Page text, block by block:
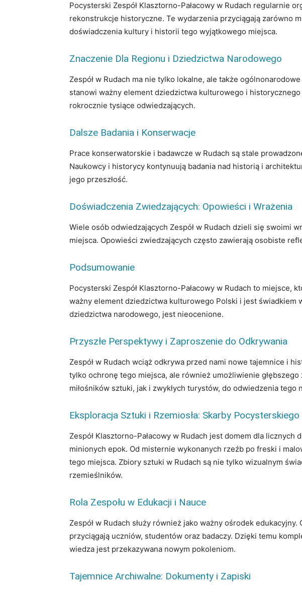
Pocysterski Zespół Klasztorno-Pałacowy w Rudach regularnie
rekonstrukcje historyczne. Te wydarzenia przyciągają zarówno
doświadczenia kultury i historii tego wyjątkowego miejsca.
Znaczenie Dla Regionu i Dziedzictwa Narodowego
Zespół w Rudach ma nie tylko lokalne, ale także
stanowi ważny element dziedzictwa kulturowego i
rokrocznie tysiące odwiedzających.
Dalsze Badania i Konserwacje
Prace konserwatorskie i badawcze w Rudach są stale
Naukowcy i historycy kontynuują badania nad historią i
jego przeszłość.
Doświadczenia Zwiedzających: Opowieści i Wrażenia
Wiele osób odwiedzających Zespół w Rudach dzieli się swoimi
miejsca. Opowieści zwiedzających często zawierają osobiste
Podsumowanie
Pocysterski Zespół Klasztorno-Pałacowy w Rudach to miejsce,
ważny element dziedzictwa kulturowego Polski i jest
dziedzictwa narodowego, jest nieocenione.
Przyszłe Perspektywy i Zaproszenie do Odkrywania
Zespół w Rudach wciąż odkrywa przed nami nowe tajemnice i
tylko ochronę tego miejsca, ale również umożliwienie
miłośników sztuki, jak i zwykłych turystów, do odwiedzenia
Eksploracja Sztuki i Rzemiosła: Skarby Pocysterskiego
Zespół Klasztorno-Pałacowy w Rudach jest domem dla
minionych epok. Od misternie wykonanych rzeźb po freski i
tego miejsca. Zbiory sztuki w Rudach są nie tylko wizualnym
rzemieślników.
Rola Zespołu w Edukacji i Nauce
Zespół w Rudach służy również jako ważny ośrodek
przyciągają uczniów, studentów oraz badaczy. Dzięki temu
wiedza jest przekazywana nowym pokoleniom.
Tajemnice Archiwalne: Dokumenty i Zapiski